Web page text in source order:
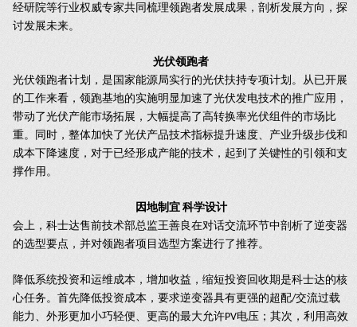
经研院等行业权威专家共同梳理领跑者发展成果，剖析发展方向，探
讨发展未来。
光伏领跑者
光伏领跑者计划，是国家能源局实行的光伏扶持专项计划。从已开展
的工作来看，领跑基地的实施明显加速了光伏发电技术的推广应用，
带动了光伏产能市场拓展，大幅提高了高转换率光伏组件的市场比
重。同时，整体加快了光伏产品技术指标提升速度、产业升级步伐和
成本下降速度，对于已经形成产能的技术，起到了关键性的引领和支
撑作用。
因地制宜 科学设计
会上，科士达售前技术部总监王善良在对话交流环节中剖析了逆变器
的选型要点，并对领跑者项目选型方案进行了推荐。
降低系统投资和运维成本，增加收益，缩短投资回收期是科士达的核
心任务。首先降低投资成本，要求逆变器具有更强的超配/交流过载
能力、外形更加小巧轻便、更高的最大允许PV电压；其次，利用高效